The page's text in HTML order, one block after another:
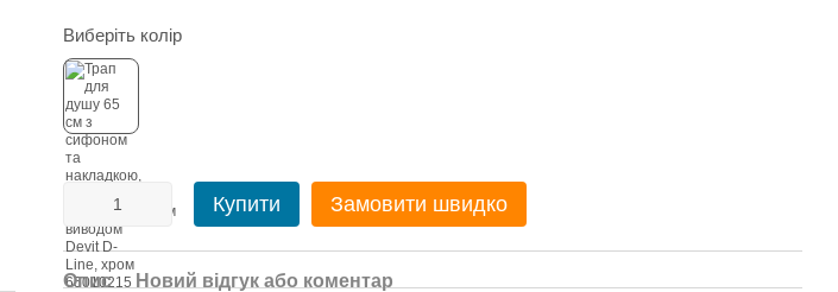
Виберіть колір
Купити Замовити швидко
Опис
Новий відгук або коментар